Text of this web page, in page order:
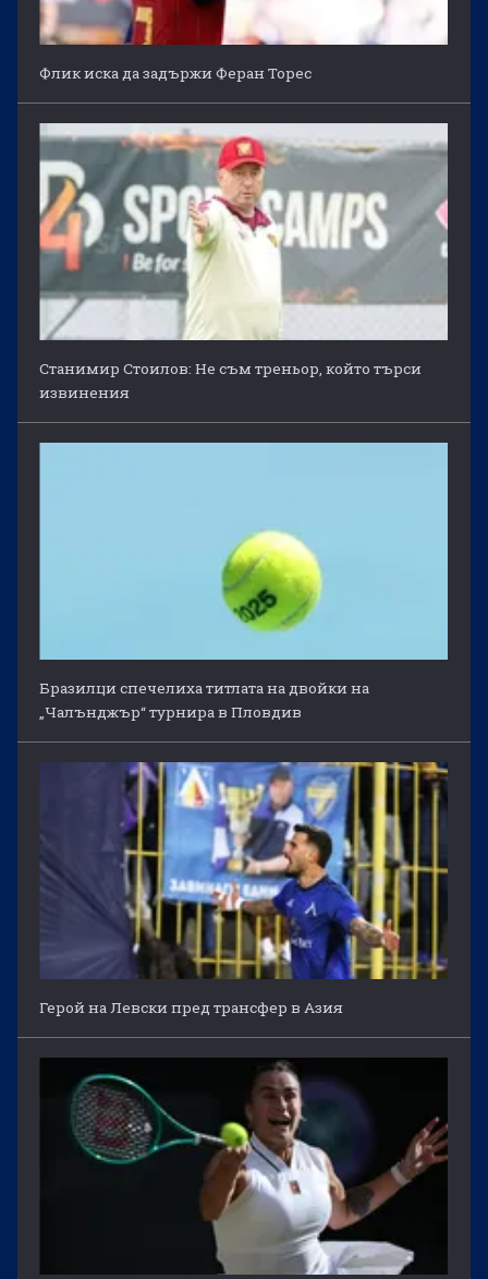
Флик иска да задържи Феран Торес
Станимир Стоилов: Не съм треньор, който търси
извинения
Бразилци спечелиха титлата на двойки на
„Чалънджър“ турнира в Пловдив
Герой на Левски пред трансфер в Азия